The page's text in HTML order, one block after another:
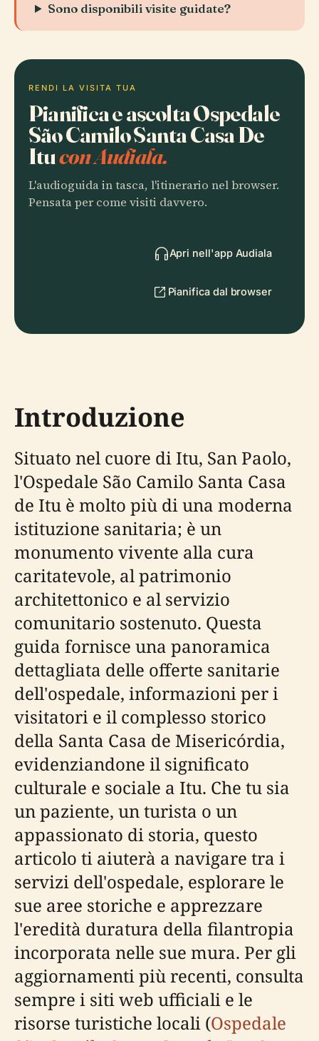
Sono disponibili visite guidate?
RENDI LA VISITA TUA
Pianifica e ascolta Ospedale
São Camilo Santa Casa De
Itucon Audiala.
L'audioguida in tasca, l'itinerario nel browser.
Pensata per come visiti davvero.
Apri nell'app Audiala
Pianifica dal browser
Introduzione
Situato nel cuore di Itu, San Paolo,
l'Ospedale São Camilo Santa Casa
de Itu è molto più di una moderna
istituzione sanitaria; è un
monumento vivente alla cura
caritatevole, al patrimonio
architettonico e al servizio
comunitario sostenuto. Questa
guida fornisce una panoramica
dettagliata delle offerte sanitarie
dell'ospedale, informazioni per i
visitatori e il complesso storico
della Santa Casa de Misericórdia,
evidenziandone il significato
culturale e sociale a Itu. Che tu sia
un paziente, un turista o un
appassionato di storia, questo
articolo ti aiuterà a navigare tra i
servizi dell'ospedale, esplorare le
sue aree storiche e apprezzare
l'eredità duratura della filantropia
incorporata nelle sue mura. Per gli
aggiornamenti più recenti, consulta
sempre i siti web ufficiali e le
risorse turistiche locali (Ospedale